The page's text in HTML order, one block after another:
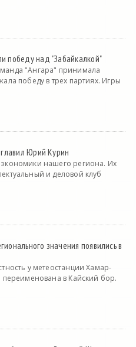
победу над "Забайкалкой"
"Ангара" принимала
победу в трех партиях. Игры
Юрий Курин
нашего региона. Их
и деловой клуб
значения появились в
у метеостанции Хамар-
в Кайский бор.